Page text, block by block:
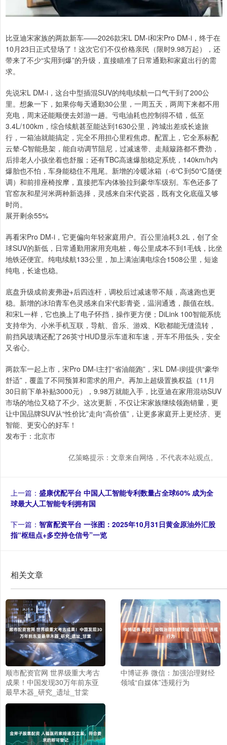
比亚迪宋家族的两款新车——2026款宋L DM-i和宋Pro DM-i，终于在
10月23日正式登场了！这次它们不仅价格亲民（限时9.98万起），还
带来了不少“实用到爆”的升级，直接瞄准了日常通勤和家庭出行的需
求。
先说宋L DM-i，这台中型插混SUV的纯电续航一口气干到了200公
里。想象一下，如果你每天通勤30公里，一周五天，两周下来都不用
充电，周末还能顺便去郊游一趟。亏电油耗也控制得不错，低至
3.4L/100km，综合续航甚至能达到1630公里，跨城出差或长途旅
行，一箱油就能搞定，完全不用担心里程焦虑。配置上，它全系标配
云辇-C智能悬架，能自动调节阻尼，过减速带、走颠簸路都不费劲，
后排老人小孩坐着也舒服；还有TBC高速爆胎稳定系统，140km/h内
爆胎也不怕，车身能稳住不甩尾。新增的冷暖冰箱（-6℃到50℃随便
调）和前排座椅按摩，直接把车内体验拉到豪华车级别。车色还多了
官窑灰和星河米两种新选择，灵感来自宋代瓷器，既有文化底蕴又够
时尚。
展开剩余55%
再看宋Pro DM-i，它更偏向年轻家庭用户。百公里油耗3.2L，创了全
球SUV的新低，日常通勤用家用充电桩，每公里成本不到1毛钱，比坐
地铁还便宜。纯电续航133公里，加上满油满电综合1508公里，短途
纯电，长途也稳。
底盘升级成前麦弗逊+后四连杆，调校后过减速带不颠，高速跑也更
稳。新增的冰珀青车色灵感来自宋代影青瓷，温润通透，颜值在线。
和宋L一样，它也换上了电子怀挡，操作更方便；DiLink 100智能系统
支持华为、小米手机互联，导航、音乐、游戏、K歌都能无缝流转，
前挡风玻璃还配了26英寸HUD显示车道和车速，开车不用低头，安全
又省心。
两款车一起上市，宋Pro DM-i主打“省油能跑”，宋L DM-i则提供“豪华
舒适”，覆盖了不同预算和需求的用户。再加上超级置换权益（11月
30日前下单补贴3000元），9.98万就能入手，比亚迪在家用混动SUV
市场的地位又稳了不少。这次更新，不仅让宋家族继续领跑销量，更
让中国品牌SUV从“性价比”走向“高价值”，让更多家庭开上更经济、更
智能、更安心的好车！
发布于：北京市
亿策略提示：文章来自网络，不代表本站观点。
上一篇： 盛康优配平台 中国人工智能专利数量占全球60% 成为全
球最大人工智能专利拥有国
下一篇： 智富配资平台 一张图：2025年10月31日黄金原油外汇股
指“枢纽点+多空持仓信号”一览
相关文章
顺市配资官网 世界级重大考古
成果！中国发现30万年前东亚
最早木器_研究_遗址_甘棠
中博证券 微信：加强治理财经
领域“自媒体”违规行为